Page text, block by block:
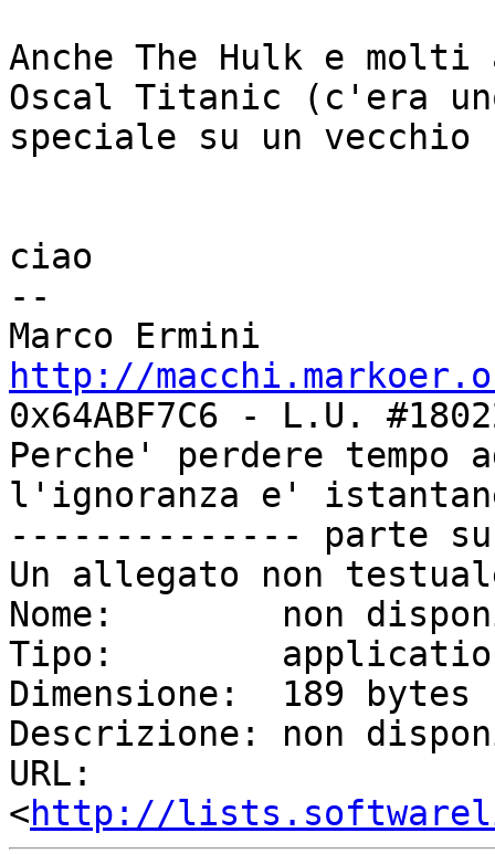
Anche The Hulk e
Oscal Titanic (c'era
speciale su un vecchio
ciao
--
http://
0x64ABF7C6 - L.U.
Perche' perdere tempo
l'ignoranza e'
-------------- parte
Un allegato non
Nome:        non
Tipo:
Dimensione:  189 bytes
Descrizione: non
URL:
<http://